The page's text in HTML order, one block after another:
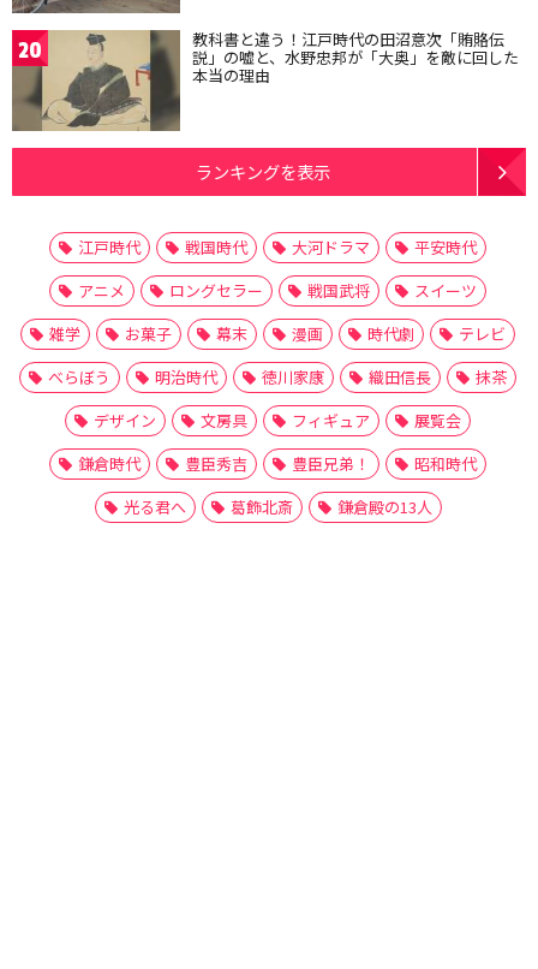
20 教科書と違う！江戸時代の田沼意次「賄賂伝
説」の嘘と、水野忠邦が「大奥」を敵に回した
本当の理由
ランキングを表示
江戸時代 戦国時代 大河ドラマ
平安時代
アニメ
ロングセラー 戦国武将
スイーツ
雑学
お菓子 幕末 漫画 時代劇
テレビ
べらぼう
明治時代 徳川家康 織田信長
抹茶
デザイン
文房具 フィギュア
展覧会
鎌倉時代
豊臣秀吉 豊臣兄弟！
昭和時代
光る君へ
葛飾北斎 鎌倉殿の13人